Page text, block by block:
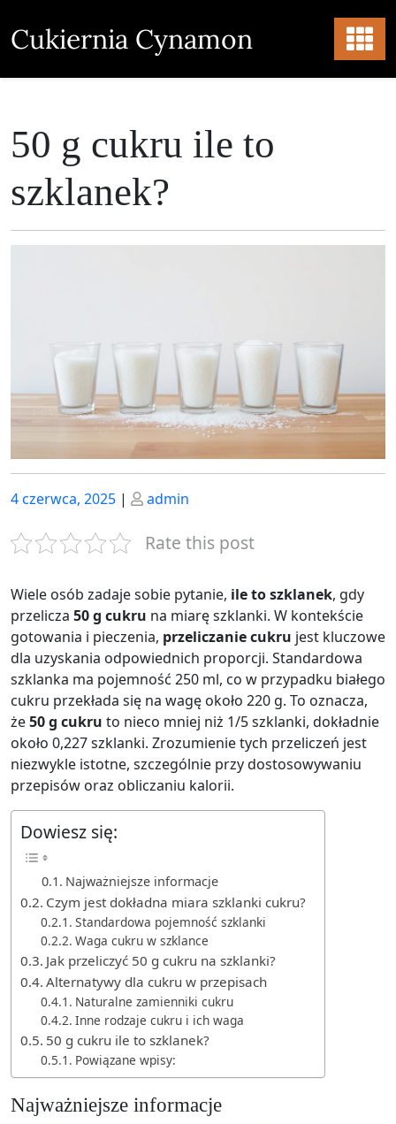
to
content
Cukiernia Cynamon
50 g cukru ile to
szklanek?
Posted
4 czerwca, 2025 | Posted
admin
Rate this post
Wiele osób zadaje sobie pytanie, ile to szklanek, gdy
przelicza 50 g cukru na miarę szklanki. W kontekście
gotowania i pieczenia, przeliczanie cukru jest kluczowe
dla uzyskania odpowiednich proporcji. Standardowa
szklanka ma pojemność 250 ml, co w przypadku białego
cukru przekłada się na wagę około 220 g. To oznacza,
że50 g cukru to nieco mniej niż 1/5 szklanki, dokładnie
około 0,227 szklanki. Zrozumienie tych przeliczeń jest
niezwykle istotne, szczególnie przy dostosowywaniu
przepisów oraz obliczaniu kalorii.
Dowiesz się:
Najważniejsze informacje
Czym jest dokładna miara szklanki cukru?
Standardowa pojemność szklanki
Waga cukru w szklance
Jak przeliczyć 50 g cukru na szklanki?
Alternatywy dla cukru w przepisach
Naturalne zamienniki cukru
Inne rodzaje cukru i ich waga
50 g cukru ile to szklanek?
Powiązane wpisy:
Najważniejsze informacje